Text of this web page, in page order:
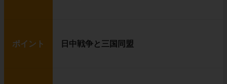
ポイント 日中戦争と三国同盟